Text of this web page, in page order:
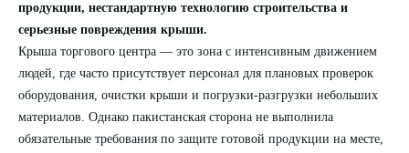
продукции, нестандартную технологию строительства и
серьезные повреждения крыши.
Крыша торгового центра — это зона с интенсивным движением
людей, где часто присутствует персонал для плановых проверок
оборудования, очистки крыши и погрузки-разгрузки небольших
материалов. Однако пакистанская сторона не выполнила
обязательные требования по защите готовой продукции на месте,